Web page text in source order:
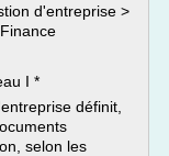
d'entreprise >
I *
définit,
selon les